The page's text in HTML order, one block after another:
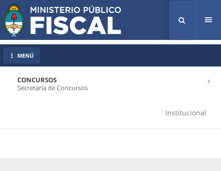
CONCURSOS
Secretaría de Concursos
Institucional
MENÚ